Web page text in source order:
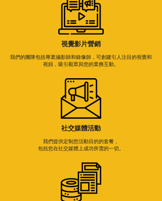
視覺影片營銷
我們的團隊包括專業攝影師和錄像師，可創建引人注目的視覺和
視頻，吸引觀眾與您的業務互動。
社交媒體活動
我們提供定制您活動目的的套餐，
包括您在社交媒體上成功所需的一切。